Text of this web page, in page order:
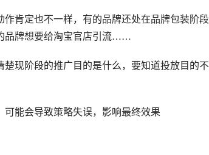
肯定也不一样，有的品牌还处在品牌包装阶
品牌想要给淘宝官店引流……
现阶段的推广目的是什么，要知道投放目的
能会导致策略失误，影响最终效果